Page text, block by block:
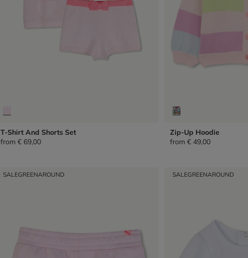
T-Shirt And Shorts Set
from € 69,00
Zip-Up Hoodie
from € 49,00
SALEGREENAROUND SALEGREENAROUND